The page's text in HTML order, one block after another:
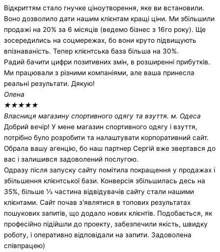
Відкриттям стало гнучке ціноутворення, яке ви встановили.
Воно дозволило дати нашим клієнтам кращі ціни. Ми збільшили
продажі на 20% за 6 місяців (ведемо бізнес з 16го року). Ще
зосередились на соцмережах, бо вони круто підвищують
впізнаваність. Тепер клієнтська база більша на 30%.
Радий бачити цифри позитивних змін, в розширенні прибутків.
Ми працювали з різними компаніями, але ваша принесла
реальні результати. Дякую!
Олена
★★★★★
Власниця магазину спортивного одягу та взуття. м. Одеса
Добрий вечір! У мене магазин спортивного одягу і взуття,
потрібно було розробити та налаштувати корпоративний сайт.
Обрала вашу агенцію, бо наш партнер Сергій вже звертався до
вас і залишився задоволений послугою.
Одразу після запуску сайту помітила покращення у продажах і
збільшення клієнтської бази. Конверсія збільшилась десь на
35%, більше ⅓ частина відвідувачів сайту стали нашими
клієнтами. Сайт почав з'являтися в топових результатах
пошукових запитів, що додало нових клієнтів. Подобається, як
професійно підійшли до проекту, забезпечили якість, швидку
роботу, і оперативно відповідали на запити. Задоволена
співпрацею)